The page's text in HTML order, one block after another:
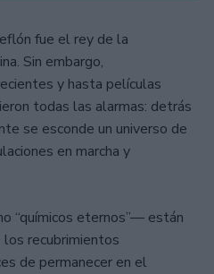
fue el rey de la
Sin embargo,
y hasta películas
todas las alarmas: detrás
se esconde un universo de
en marcha y
“químicos eternos”— están
recubrimientos
de permanecer en el